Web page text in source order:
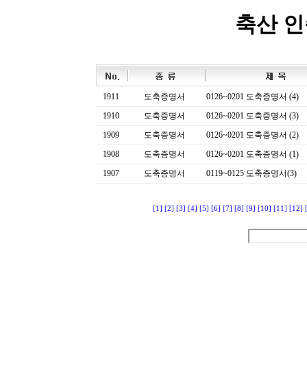
축산
1911 도축증명서
0126~0201 도축증명서 (4)
1910
도축증명서
0126~0201 도축증명서 (3)
1909
도축증명서
0126~0201 도축증명서 (2)
1908
도축증명서
0126~0201 도축증명서 (1)
1907
도축증명서 0119~0125 도축증명서(3)
[1] [2] [3] [4] [5] [6] [7] [8] [9] [10] [11] [12]